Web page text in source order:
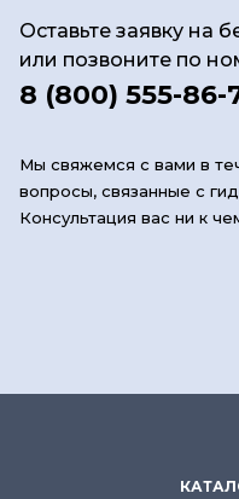
Оставьте заявку на
или позвоните по
8 (800) 555-86-
Мы свяжемся с вами в
вопросы, связанные с
Консультация вас ни к